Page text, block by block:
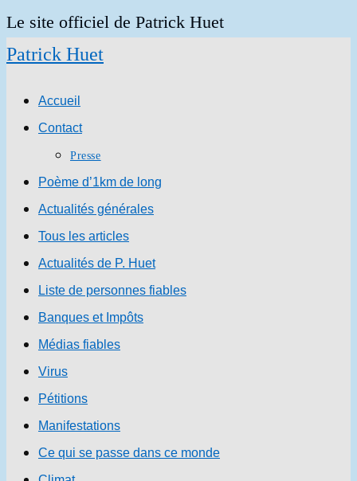
Skip
to
Le site officiel de Patrick Huet
Patrick Huet
Accueil
Contact
Presse
Poème d’1km de long
Actualités générales
Tous les articles
Actualités de P. Huet
Liste de personnes fiables
Banques et Impôts
Médias fiables
Virus
Pétitions
Manifestations
Ce qui se passe dans ce monde